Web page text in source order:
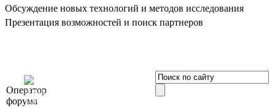
Обсуждение новых технологий и методов исследования
Презентация возможностей и поиск партнеров
Оператор
форума
Элит»
196191, г. Санкт-Петербург,